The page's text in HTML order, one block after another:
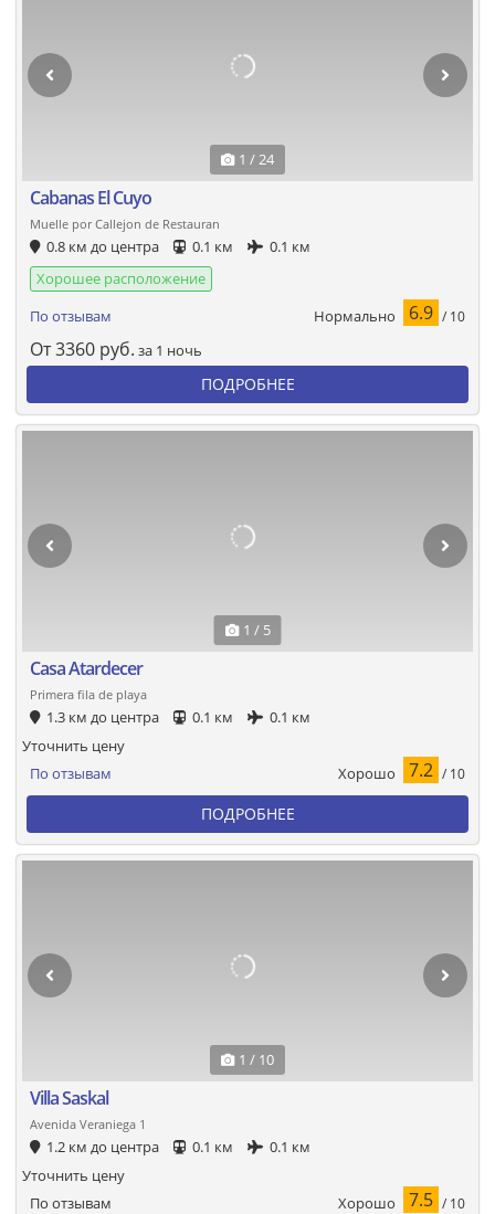
1 / 24
Cabanas El Cuyo
Muelle por Callejon de Restauran
0.8 км до центра 0.1 км
0.1 км
Хорошее расположение
По отзывам
Нормально 6.9 / 10
От3360 руб. за 1 ночь
ПОДРОБНЕЕ
1 / 5
Casa Atardecer
Primera fila de playa
1.3 км до центра 0.1 км 0.1 км
По отзывам Хорошо 7.2 / 10
Уточнить цену
ПОДРОБНЕЕ
1 / 10
Villa Saskal
Avenida Veraniega 1
1.2 км до центра 0.1 км 0.1 км
По отзывам Хорошо 7.5 / 10
Уточнить цену